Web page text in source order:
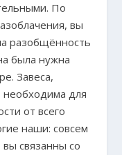
По
вы
разобщённость
была нужна
Завеса,
необходима для
от всего
наши: совсем
связанны со